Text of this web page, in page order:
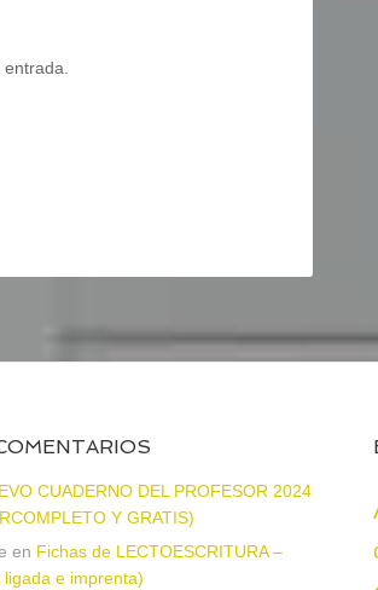
CUADERNO DEL PROFESOR 2024
Y GRATIS)
en Fichas de LECTOESCRITURA –
e imprenta)